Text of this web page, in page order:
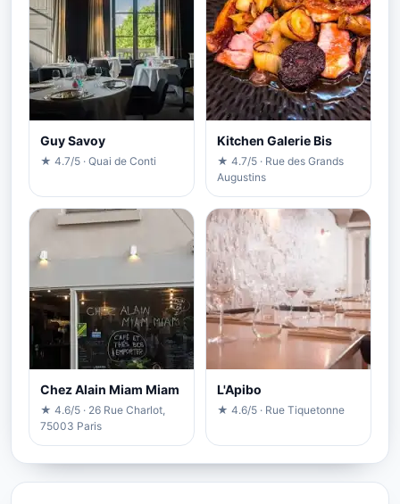
Guy Savoy
★ 4.7/5 · Quai de Conti
Kitchen Galerie Bis
★ 4.7/5 · Rue des Grands
Augustins
Chez Alain Miam Miam
★ 4.6/5 · 26 Rue Charlot,
75003 Paris
L'Apibo
★ 4.6/5 · Rue Tiquetonne